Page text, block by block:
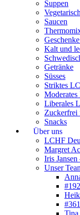
Suppen
Saucen
Kalt und
Getränke
Süsses
Striktes
Liberales
Snacks
Über uns
LCHF
Margret
Iris
Unser
Tina